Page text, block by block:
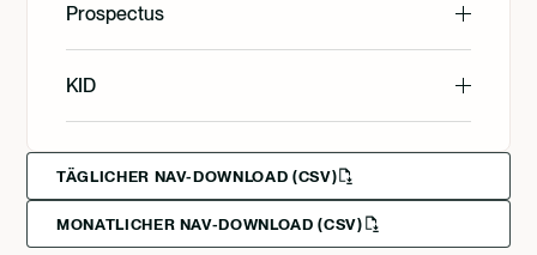
Svenska
Deutsch
English
Svenska
Prospectus
English
KID
English
Svenska
TÄGLICHER NAV-DOWNLOAD (CSV)
MONATLICHER NAV-DOWNLOAD (CSV)